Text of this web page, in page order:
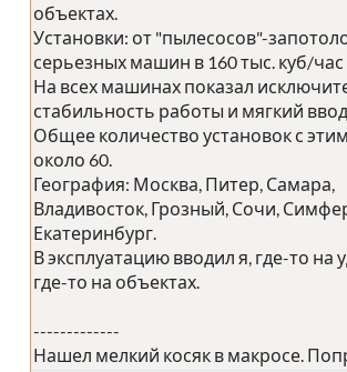
объектах.
Установки: от "пылесосов"-
серьезных машин в 160 тыс. куб/час
На всех машинах показал
стабильность работы и мягкий ввод
Общее количество установок с
около 60.
География: Москва, Питер, Самара,
Владивосток, Грозный, Сочи,
Екатеринбург.
В эксплуатацию вводил я, где-то на
где-то на объектах.
-------------
Нашел мелкий косяк в макросе.